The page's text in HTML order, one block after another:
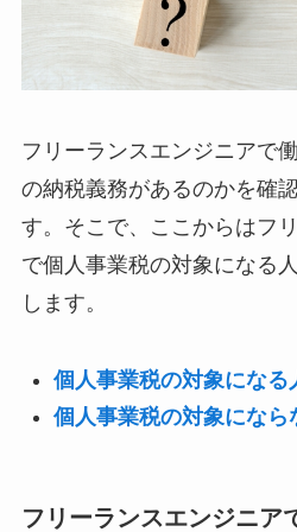
フリーランスエンジニアで
の納税義務があるのかを確
す。そこで、ここからはフ
で個人事業税の対象になる
します。
個人事業税の対象になる
個人事業税の対象になら
フリーランスエンジニア